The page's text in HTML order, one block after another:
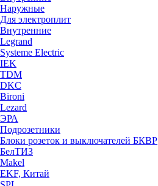
Наружные
Для электроплит
Внутренние
Legrand
Systeme Electric
IEK
TDM
DKC
Bironi
Lezard
ЭРА
Подрозетники
Блоки розеток и выключателей БКВР
БелТИЗ
Makel
EKF, Китай